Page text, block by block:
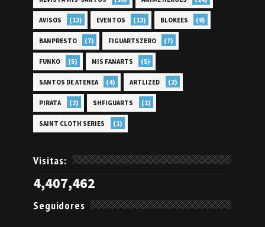
AVISOS (12) EVENTOS (12) BLOKEES (9)
BANPRESTO (7) FIGUARTSZERO (7)
FUNKO (5) MIS FANARTS (5)
SANTOS DE ATENEA (4) ARTLIZED (2)
PIRATA (2) SHFIGUARTS (1)
SAINT CLOTH SERIES (1)
Visitas:
4,407,462
Seguidores